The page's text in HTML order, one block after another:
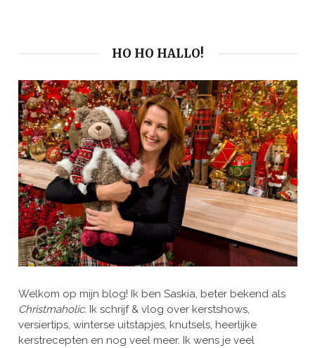
HO HO HALLO!
Welkom op mijn blog! Ik ben Saskia, beter bekend als
Christmaholic. Ik schrijf & vlog over kerstshows,
versiertips, winterse uitstapjes, knutsels, heerlijke
kerstrecepten en nog veel meer. Ik wens je veel